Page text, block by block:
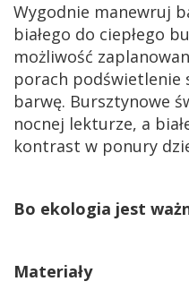
Wygodnie manewruj
białego do ciepłego
możliwość
porach podświetlenie
barwę. Bursztynowe
nocnej lekturze, a
kontrast w ponury
Bo ekologia jest
Materiały